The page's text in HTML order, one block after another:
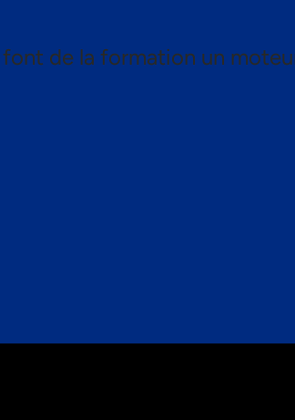
de la formation un